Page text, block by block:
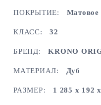
ПОКРЫТИЕ: Матовое
КЛАСС: 32
БРЕНД: KRONO
МАТЕРИАЛ: Дуб
РАЗМЕР: 1 285 х 192